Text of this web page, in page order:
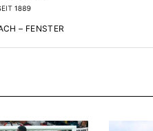
– FENSTER